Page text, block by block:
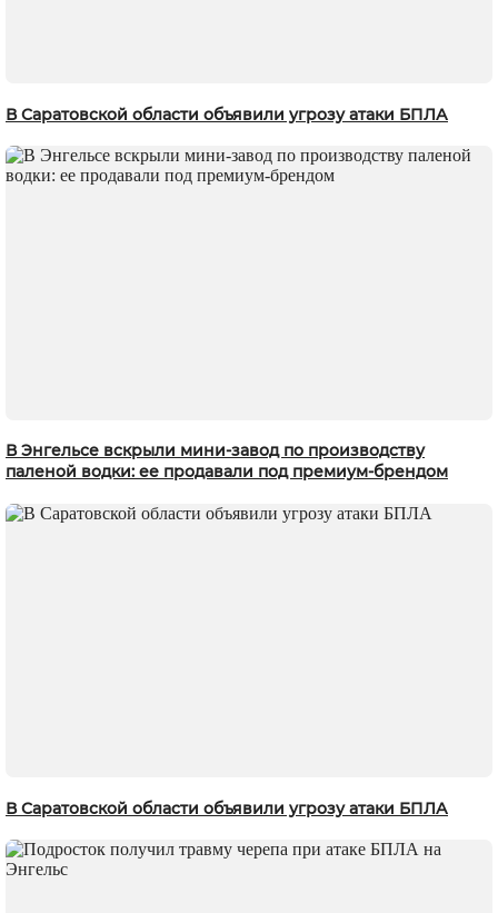
В Саратовской области объявили угрозу атаки БПЛА
В Энгельсе вскрыли мини-завод по производству
паленой водки: ее продавали под премиум-брендом
В Саратовской области объявили угрозу атаки БПЛА